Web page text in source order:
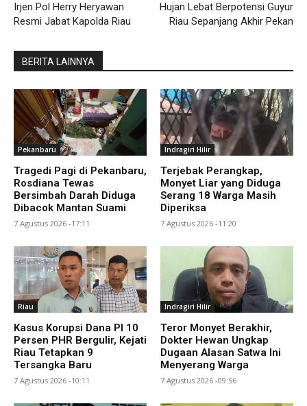
Irjen Pol Herry Heryawan
Resmi Jabat Kapolda Riau
Hujan Lebat Berpotensi Guyur
Riau Sepanjang Akhir Pekan
BERITA LAINNYA
Pekanbaru
Tragedi Pagi di Pekanbaru,
Rosdiana Tewas
Bersimbah Darah Diduga
Dibacok Mantan Suami
7 Agustus 2026 -17:11
Indragiri Hilir
Terjebak Perangkap,
Monyet Liar yang Diduga
Serang 18 Warga Masih
Diperiksa
7 Agustus 2026 -11:20
Riau
Kasus Korupsi Dana PI 10
Persen PHR Bergulir, Kejati
Riau Tetapkan 9
Tersangka Baru
7 Agustus 2026 -10:11
Indragiri Hilir
Teror Monyet Berakhir,
Dokter Hewan Ungkap
Dugaan Alasan Satwa Ini
Menyerang Warga
7 Agustus 2026 -09:56